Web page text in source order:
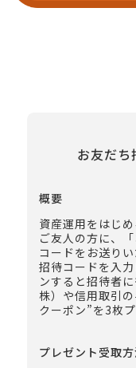
お友だち
概要
資産運用をはじ
ご友人の方に、
コードをお送り
招待コードを入
ンすると招待者
株）や信用取引
クーポン”を3枚プ
プレゼント受取